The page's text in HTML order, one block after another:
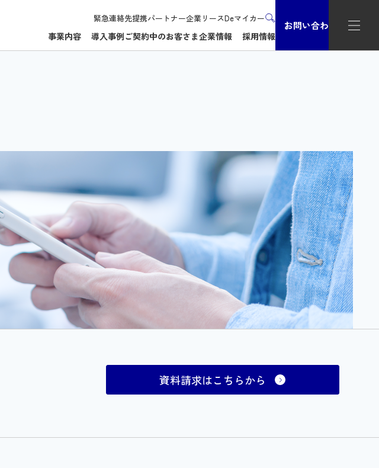
緊急連絡先提携パートナー企業 リースDeマイカー
事業内容 導入事例ご契約中のお客さま企業情報 採用情報
お問い合わせ
資料請求はこちらから